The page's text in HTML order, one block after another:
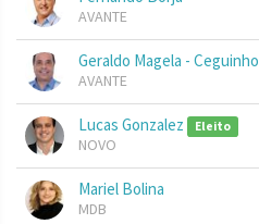
AVANTE
Geraldo Magela - Ceguinho
AVANTE
Lucas Gonzalez Eleito
NOVO
Mariel Bolina
MDB